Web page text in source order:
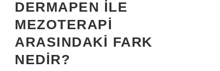
DERMAPEN ILE
MEZOTERAPI
ARASINDAKI FARK
NEDIR?